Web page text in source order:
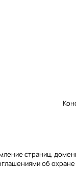
страниц,
об охране